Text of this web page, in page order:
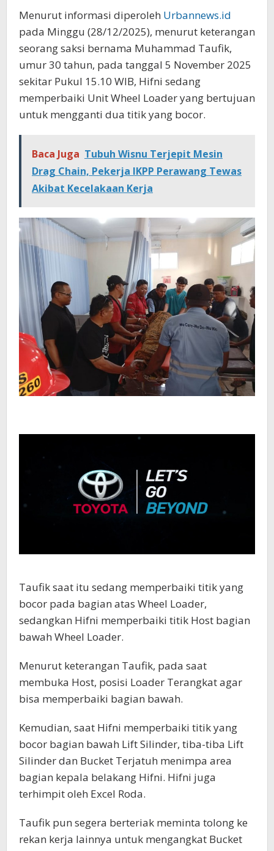
Menurut informasi diperoleh Urbannews.id
pada Minggu (28/12/2025), menurut keterangan
seorang saksi bernama Muhammad Taufik,
umur 30 tahun, pada tanggal 5 November 2025
sekitar Pukul 15.10 WIB, Hifni sedang
memperbaiki Unit Wheel Loader yang bertujuan
untuk mengganti dua titik yang bocor.
Baca Juga Tubuh Wisnu Terjepit Mesin
Drag Chain, Pekerja IKPP Perawang Tewas
Akibat Kecelakaan Kerja
Taufik saat itu sedang memperbaiki titik yang
bocor pada bagian atas Wheel Loader,
sedangkan Hifni memperbaiki titik Host bagian
bawah Wheel Loader.
Menurut keterangan Taufik, pada saat
membuka Host, posisi Loader Terangkat agar
bisa memperbaiki bagian bawah.
Kemudian, saat Hifni memperbaiki titik yang
bocor bagian bawah Lift Silinder, tiba-tiba Lift
Silinder dan Bucket Terjatuh menimpa area
bagian kepala belakang Hifni. Hifni juga
terhimpit oleh Excel Roda.
Taufik pun segera berteriak meminta tolong ke
rekan kerja lainnya untuk mengangkat Bucket